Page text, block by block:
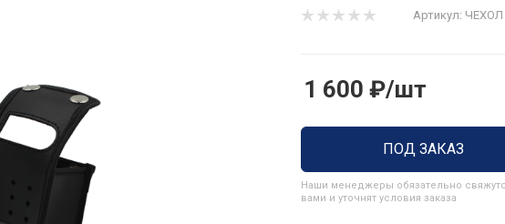
Артикул: ЧЕХОЛ
1 600 ₽/шт
ПОД ЗАКАЗ
Наши менеджеры обязательно
вами и уточнят условия заказа